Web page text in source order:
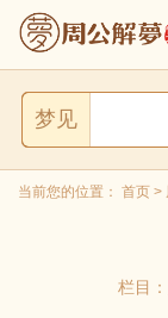
梦见
当前您的位置： 首页 >
栏目：